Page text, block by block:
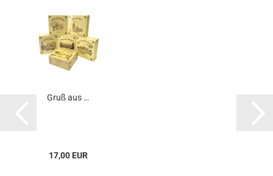
Gruß aus …
17,00 EUR